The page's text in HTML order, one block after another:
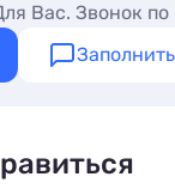
Вас. Звонок по